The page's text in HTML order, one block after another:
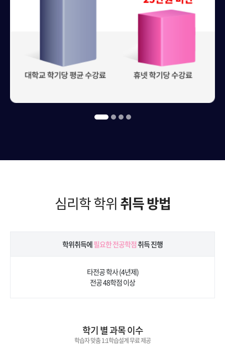
심리학 학위 취득 방법
학위취득에필요한 전공학점취득 진행
타전공 학사 (4년제)
전공 48학점 이상
학기 별 과목 이수
학습자 맞춤 1:1학습설계 무료 제공